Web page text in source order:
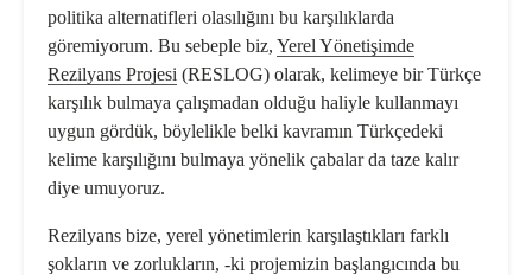
politika alternatifleri olasılığını bu karşılıklarda
göremiyorum. Bu sebeple biz, Yerel Yönetişimde
Rezilyans Projesi (RESLOG) olarak, kelimeye bir Türkçe
karşılık bulmaya çalışmadan olduğu haliyle kullanmayı
uygun gördük, böylelikle belki kavramın Türkçedeki
kelime karşılığını bulmaya yönelik çabalar da taze kalır
diye umuyoruz.
Rezilyans bize, yerel yönetimlerin karşılaştıkları farklı
şokların ve zorlukların, -ki projemizin başlangıcında bu